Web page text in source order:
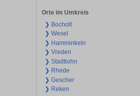
Orte im Umkreis
❯ Bocholt
❯ Wesel
❯ Hamminkeln
❯ Vreden
❯ Stadtlohn
❯ Rhede
❯ Gescher
❯ Reken